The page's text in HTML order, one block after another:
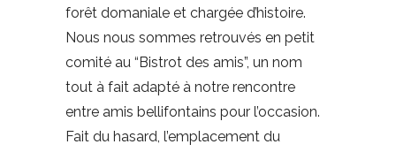
forêt domaniale et chargée d’histoire.
Nous nous sommes retrouvés en petit
comité au “Bistrot des amis”, un nom
tout à fait adapté à notre rencontre
entre amis bellifontains pour l’occasion.
Fait du hasard, l’emplacement du